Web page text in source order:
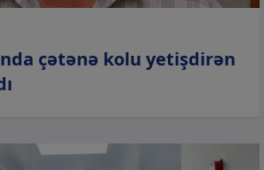
çətənə kolu yetişdirən